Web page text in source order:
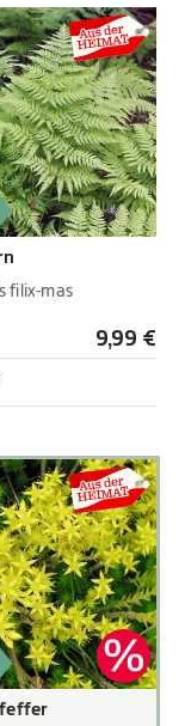
filix-mas
9,99 €